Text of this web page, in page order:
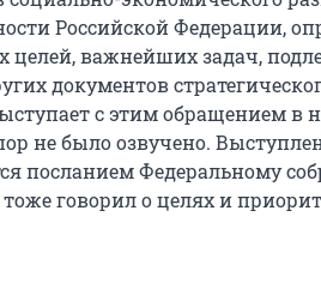
Российской Федерации,
целей, важнейших задач,
документов
с этим обращением в
не было озвучено.
посланием Федеральному
говорил о целях и